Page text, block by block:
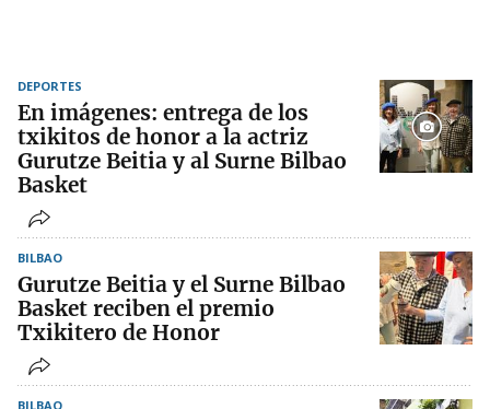
DEPORTES
En imágenes: entrega de los
txikitos de honor a la actriz
Gurutze Beitia y al Surne Bilbao
Basket
BILBAO
Gurutze Beitia y el Surne Bilbao
Basket reciben el premio
Txikitero de Honor
BILBAO